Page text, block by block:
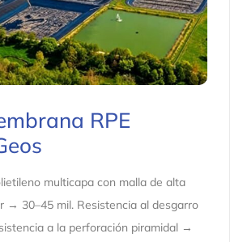
RPE
multicapa con malla de alta
→ 30–45 mil. Resistencia al desgarro
a la perforación piramidal →